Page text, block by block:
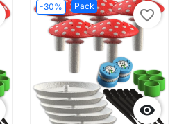
-30% Pack

favorite_border